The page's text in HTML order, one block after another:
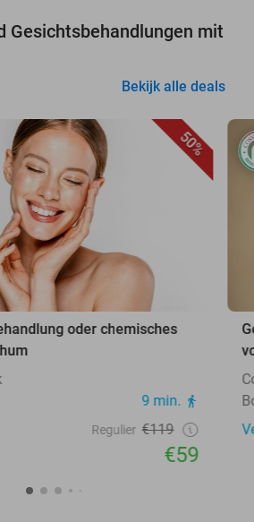
Gesichtsbehandlungen mit
Bekijk alle deals
50%
oder chemisches
9 min.
Regulier €119
€59